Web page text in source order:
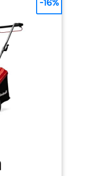
même sur de
de praticité.
Adaptez
25 à 65 mm
parfaitement
2-en-1
entre le
votre
bac grande
de vidage
-16%